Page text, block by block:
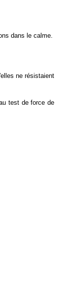
dans le calme.
ne résistaient
test de force de